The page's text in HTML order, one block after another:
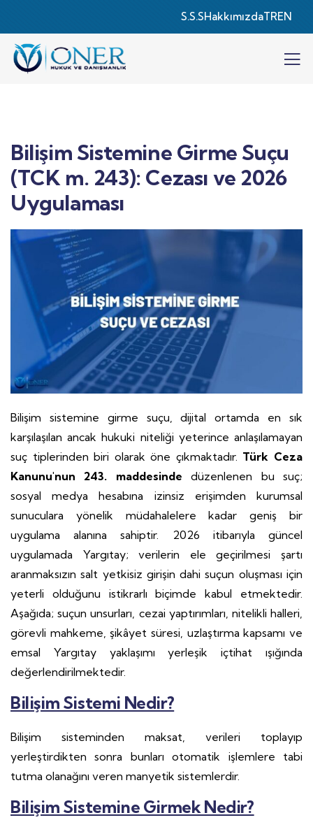
S.S.SHakkımızdaTREN
Bilişim Sistemine Girme Suçu
(TCK m. 243): Cezası ve 2026
Uygulaması
Bilişim sistemine girme suçu, dijital ortamda en sık
karşılaşılan ancak hukuki niteliği yeterince anlaşılamayan
suç tiplerinden biri olarak öne çıkmaktadır. Türk Ceza
Kanunu'nun 243. maddesinde düzenlenen bu suç;
sosyal medya hesabına izinsiz erişimden kurumsal
sunuculara yönelik müdahalelere kadar geniş bir
uygulama alanına sahiptir. 2026 itibarıyla güncel
uygulamada Yargıtay; verilerin ele geçirilmesi şartı
aranmaksızın salt yetkisiz girişin dahi suçun oluşması için
yeterli olduğunu istikrarlı biçimde kabul etmektedir.
Aşağıda; suçun unsurları, cezai yaptırımları, nitelikli halleri,
görevli mahkeme, şikâyet süresi, uzlaştırma kapsamı ve
emsal Yargıtay yaklaşımı yerleşik içtihat ışığında
değerlendirilmektedir.
Bilişim Sistemi Nedir?
Bilişim sisteminden maksat, verileri toplayıp
yerleştirdikten sonra bunları otomatik işlemlere tabi
tutma olanağını veren manyetik sistemlerdir.
Bilişim Sistemine Girmek Nedir?